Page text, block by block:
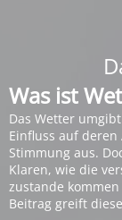
Was ist
Das Wetter
Einfluss auf
Stimmung aus.
Klaren, wie die
zustande
Beitrag greift